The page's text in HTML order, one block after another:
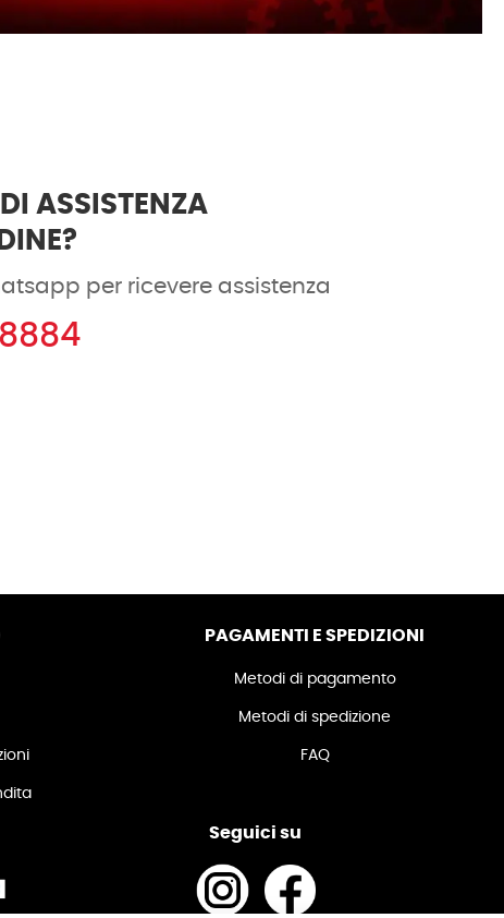
ASSISTENZA
per ricevere assistenza
PAGAMENTI E SPEDIZIONI
Metodi di pagamento
Metodi di spedizione
FAQ
Seguici su